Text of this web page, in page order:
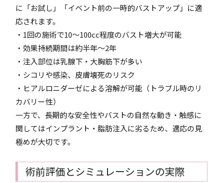
に「お試し」「イベント前の一時的バストアップ」に適
応されます。
・1回の施術で10～100cc程度のバスト増大が可能
・効果持続期間は約半年～2年
・注入部位は乳腺下・大胸筋下が多い
・シコリや感染、皮膚壊死のリスク
・ヒアルロニダーゼによる溶解が可能（トラブル時のリ
カバリー性）
一方で、長期的な安全性やバストの自然な動き・触感に
関してはインプラント・脂肪注入に劣るため、適応の見
極めが大切です。
術前評価とシミュレーションの実際